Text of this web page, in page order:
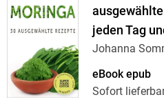
jeden Tag
Johanna
eBook epub
Sofort